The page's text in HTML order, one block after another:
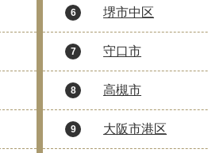
6 堺市中区
7 守口市
8 高槻市
9 大阪市港区